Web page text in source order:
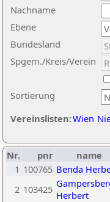
Nachname
Ebene
Sortierung
Bundesland
Spgem./Kreis/Verein
Vereinslisten:Wien
Nr. pnr name
1 100765 Benda
2 103425 Herbert